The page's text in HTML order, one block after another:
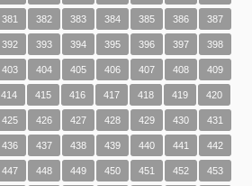
381 382 383 384 385 386 387
392 393 394 395 396 397 398
403 404 405 406 407 408 409
414 415 416 417 418 419 420
425 426 427 428 429 430 431
436 437 438 439 440 441 442
447 448 449 450 451 452 453